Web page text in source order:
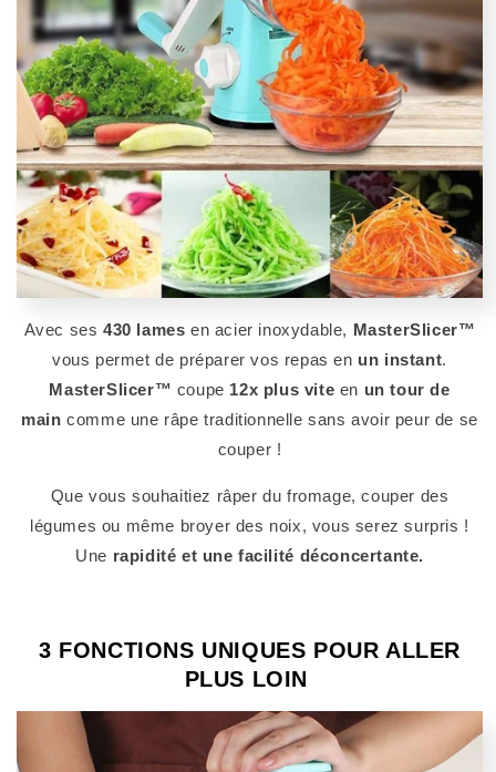
Avec ses 430 lames en acier inoxydable, MasterSlicer™
vous permet de préparer vos repas en un instant.
MasterSlicer™ coupe 12x plus vite en un tour de
maincomme une râpe traditionnelle sans avoir peur de se
couper !
Que vous souhaitiez râper du fromage, couper des
légumes ou même broyer des noix, vous serez surpris !
Une rapidité et une facilité déconcertante.
3 FONCTIONS UNIQUES POUR ALLER
PLUS LOIN